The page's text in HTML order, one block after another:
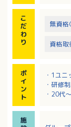
こ
だ
わ
り
無資格
資格取
ポ
イ
ン
ト
・1ユ
・研修
・20代
の3日間
施